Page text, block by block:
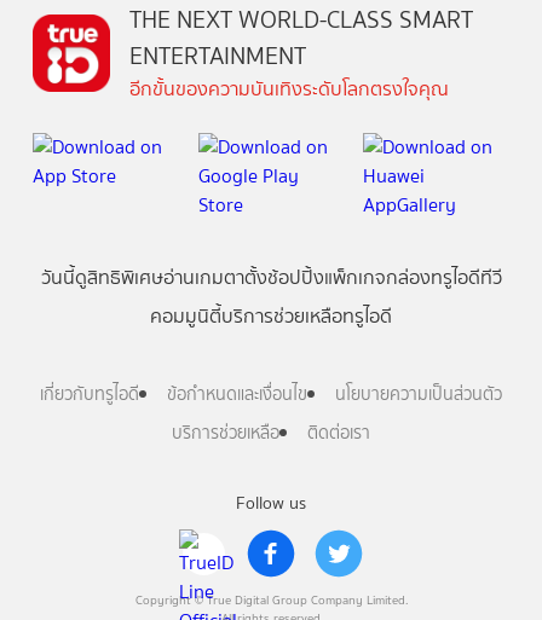
Follow us
Copyright © True Digital Group Company Limited.
THE NEXT WORLD-CLASS SMART
ENTERTAINMENT
อีกขั้นของความบันเทิงระดับโลกตรงใจคุณ
วันนี้ดูสิทธิพิเศษอ่านเกมตาตั้งช้อปปิ้งแพ็กเกจกล่องทรูไอดีทีวี
คอมมูนิตี้บริการช่วยเหลือทรูไอดี
เกี่ยวกับทรูไอดี ข้อกำหนดและเงื่อนไข
นโยบายความเป็นส่วนตัว
บริการช่วยเหลือ
ติดต่อเรา